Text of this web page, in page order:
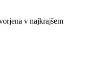
v najkrajšem